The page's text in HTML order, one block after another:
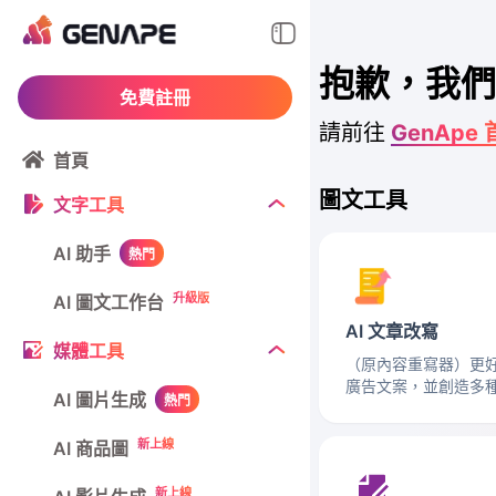
免費註冊
首頁
文字工具
AI 助手 熱門
AI 圖文工作台 升級版
媒體工具
AI 圖片生成 熱門
AI 商品圖 新上線
新上線
抱歉，我
請前往 GenApe
圖文工具
AI 文章改寫
（原內容重寫器）
廣告文案，並創造多